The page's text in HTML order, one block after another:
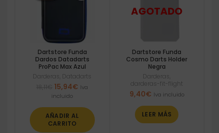
Dartstore Funda
Dardos Datadarts
ProPac Max Azul
Darderas Datadarts
El
precio
era:
18,11€.
15,94€ El
15,94€.
Iva
incluido
AÑADIR AL
CARRITO
Dartstore Funda
Cosmo Darts Holder
Negra
Darderas
darderas-fit-flight
9,40€ Iva incluido
LEER MÁS